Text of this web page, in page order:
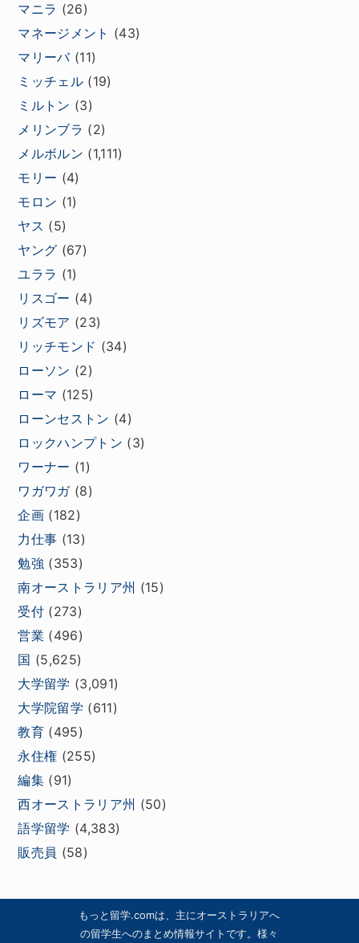
マニラ (26)
マネージメント (43)
マリーバ(11)
ミッチェル (19)
ミルトン (3)
メリンブラ (2)
メルボルン (1,111)
モリー (4)
モロン (1)
ヤス (5)
ヤング (67)
ユララ (1)
リスゴー (4)
リズモア (23)
リッチモンド (34)
ローソン (2)
ローマ (125)
ローンセストン (4)
ロックハンプトン (3)
ワーナー (1)
ワガワガ(8)
企画 (182)
力仕事 (13)
勉強 (353)
南オーストラリア州 (15)
受付 (273)
営業 (496)
国 (5,625)
大学留学 (3,091)
大学院留学 (611)
教育 (495)
永住権 (255)
編集 (91)
西オーストラリア州 (50)
語学留学 (4,383)
販売員 (58)
もっと留学.comは、主にオーストラリアへ
の留学生へのまとめ情報サイトです。様々